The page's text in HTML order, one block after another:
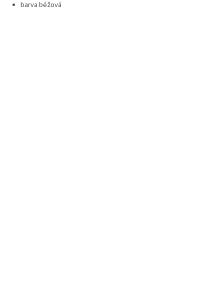
barva béžová